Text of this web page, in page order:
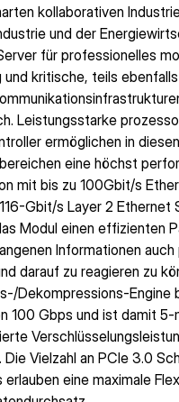
kollaborativen
und der
für professionelles
und kritische, teils
Leistungsstarke
ermöglichen in diesen
eine höchst
mit bis zu 100Gbit/s
Gbit/s Layer 2 Ethernet
Modul einen effizienten
Informationen auch
darauf zu reagieren zu
Dekompressions-Engine
100 Gbps und ist damit 5-
Die Vielzahl an PCIe 3.0
erlauben eine maximale